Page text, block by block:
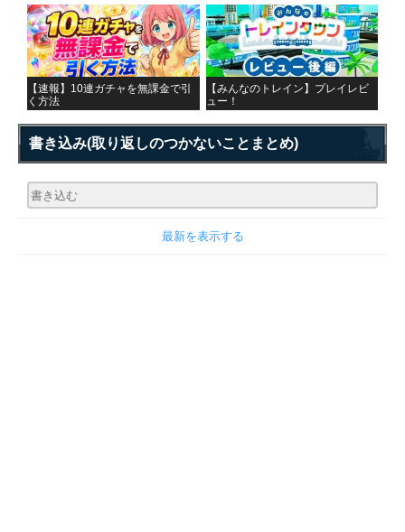
【速報】10連ガチャを無課金で引
く方法
【みんなのトレイン】プレイレビ
ュー！
書き込み(取り返しのつかないことまとめ)
最新を表示する